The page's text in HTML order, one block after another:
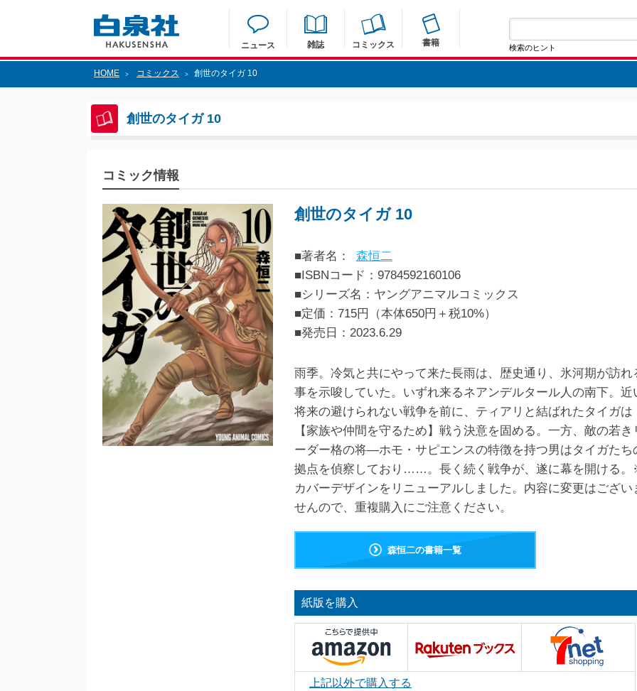
ニュース 雑誌 コミックス 書籍 検索のヒント
HOME > コミックス > 創世のタイガ 10
創世のタイガ 10
コミック情報
創世のタイガ 10
■著者名：
森恒二
■ISBNコード：9784592160106
■シリーズ名：ヤングアニマルコミックス
■定価：715円（本体650円＋税10%）
■発売日： 2023.6.29
雨季。冷気と共にやって来た長雨は、歴史通り、氷河期が訪れ
事を示唆していた。いずれ来るネアンデルタール人の南下。近
将来の避けられない戦争を前に、ティアリと結ばれたタイガは
【家族や仲間を守るため】戦う決意を固める。一方、敵の若き
ーダー格の将―ホモ・サピエンスの特徴を持つ男はタイガたち
拠点を偵察しており……。長く続く戦争が、遂に幕を開ける
カバーデザインをリニューアルしました。内容に変更はござい
せんので、重複購入にご注意ください。
森恒二の書籍一覧
紙版を購入
上記以外で購入する